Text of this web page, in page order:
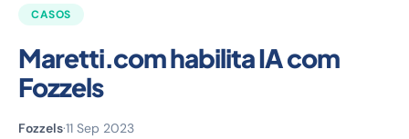
CASOS
Maretti.com habilita IA com
Fozzels
Fozzels·11 Sep 2023